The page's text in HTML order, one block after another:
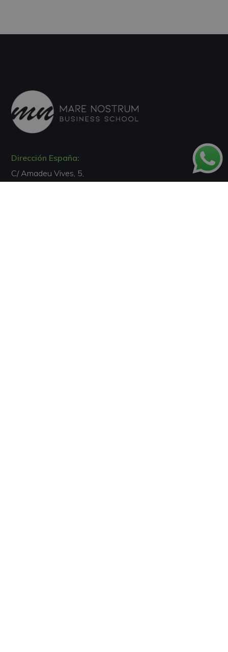
Dirección España:
C/ Amadeu Vives, 5,